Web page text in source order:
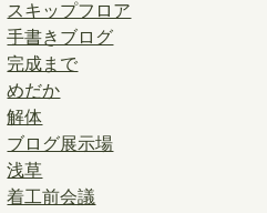
スキップフロア
手書きブログ
完成まで
めだか
解体
ブログ展示場
浅草
着工前会議